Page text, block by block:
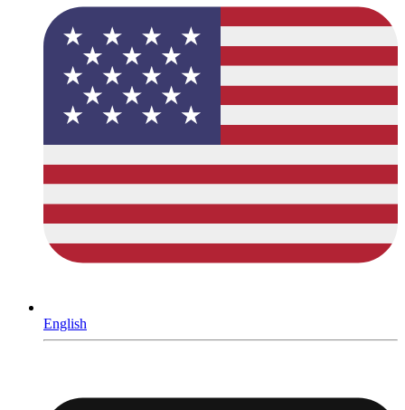
English